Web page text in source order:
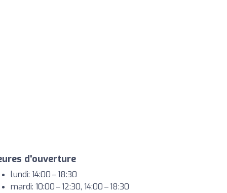
d'ouverture
lundi: 14:00 – 18:30
mardi: 10:00 – 12:30, 14:00 – 18:30